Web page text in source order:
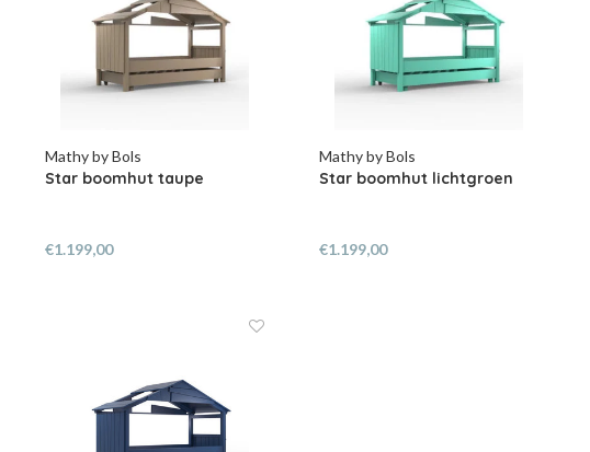
Mathy by Bols
Star boomhut taupe
€1.199,00
Mathy by Bols
Star boomhut lichtgroen
€1.199,00